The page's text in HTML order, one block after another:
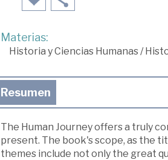
Materias:
Historia y Ciencias Humanas/
Resumen
The Human Journey offers a truly
present. The book's scope, as the
themes include not only the great